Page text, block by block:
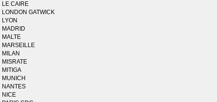
LE CAIRE
LONDON GATWICK
LYON
MADRID
MALTE
MARSEILLE
MILAN
MISRATE
MITIGA
MUNICH
NANTES
NICE